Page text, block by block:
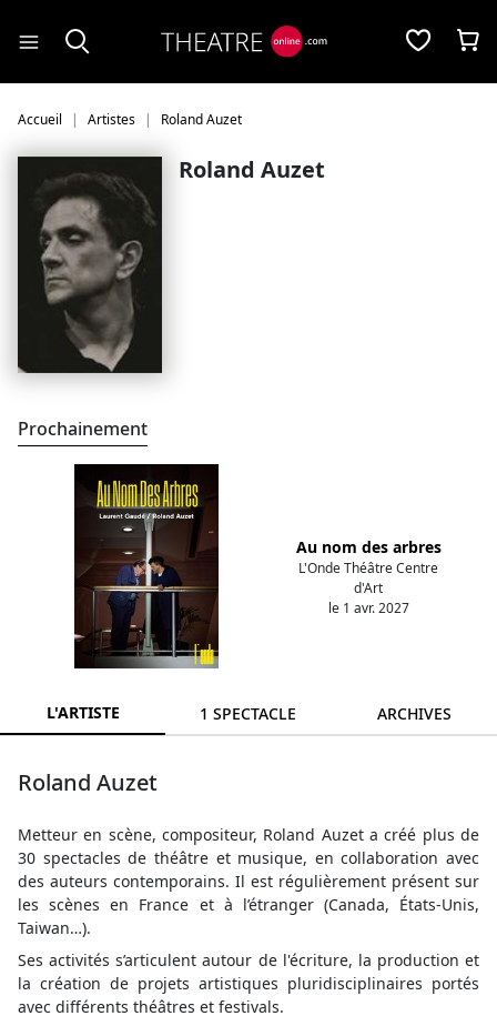
Accueil Artistes Roland Auzet
Roland Auzet
Prochainement
Au nom des arbres
L'Onde Théâtre Centre
d'Art
le 1 avr. 2027
L'ARTISTE 1 SPECTACLE ARCHIVES
Roland Auzet
Metteur en scène, compositeur, Roland Auzet a créé plus de
30 spectacles de théâtre et musique, en collaboration avec
des auteurs contemporains. Il est régulièrement présent sur
les scènes en France et à l’étranger (Canada, États-Unis,
Taiwan…).
Ses activités s’articulent autour de l'écriture, la production et
la création de projets artistiques pluridisciplinaires portés
avec différents théâtres et festivals.